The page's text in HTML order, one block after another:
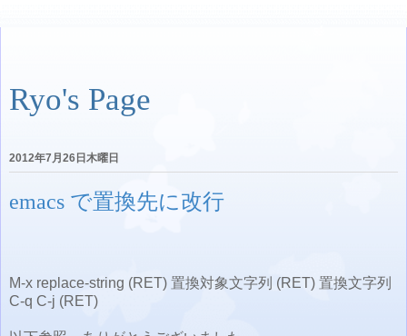
Ryo's Page
2012年7月26日木曜日
emacs で置換先に改行
M-x replace-string (RET) 置換対象文字列 (RET) 置換文字列
C-q C-j (RET)